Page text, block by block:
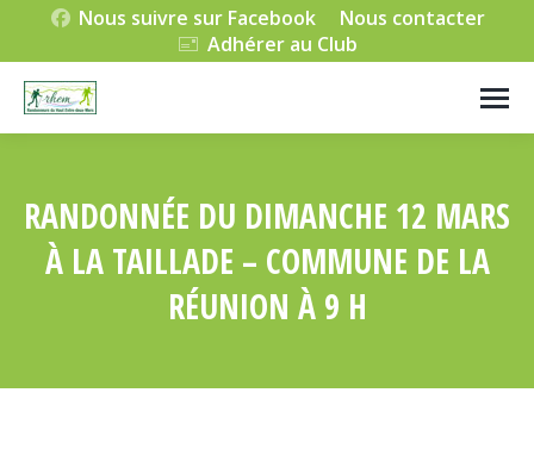
Nous suivre sur Facebook
Nous contacter
Adhérer au Club
RANDONNÉE DU DIMANCHE 12 MARS
À LA TAILLADE – COMMUNE DE LA
RÉUNION À 9 H